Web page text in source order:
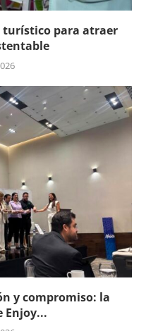
turístico para atraer
y compromiso: la
Enjoy...